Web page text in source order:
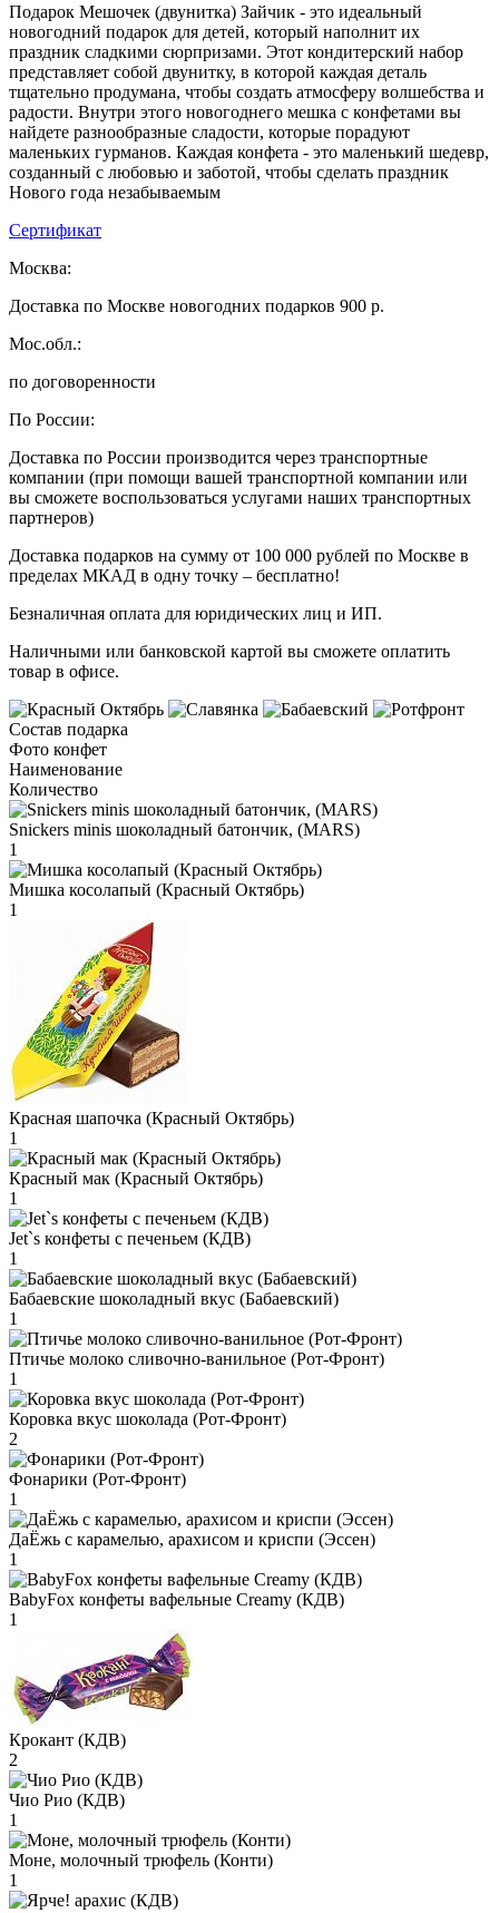
Подарок Мешочек (двунитка) Зайчик - это идеальный
новогодний подарок для детей, который наполнит их
праздник сладкими сюрпризами. Этот кондитерский набор
представляет собой двунитку, в которой каждая деталь
тщательно продумана, чтобы создать атмосферу волшебства и
радости. Внутри этого новогоднего мешка с конфетами вы
найдете разнообразные сладости, которые порадуют
маленьких гурманов. Каждая конфета - это маленький шедевр,
созданный с любовью и заботой, чтобы сделать праздник
Нового года незабываемым
Сертификат
Москва:
Доставка по Москве новогодних подарков 900 р.
Мос.обл.:
по договоренности
По России:
Доставка по России производится через транспортные
компании (при помощи вашей транспортной компании или
вы сможете воспользоваться услугами наших транспортных
партнеров)
Доставка подарков на сумму от 100 000 рублей по Москве в
пределах МКАД в одну точку – бесплатно!
Безналичная оплата для юридических лиц и ИП.
Наличными или банковской картой вы сможете оплатить
товар в офисе.
Состав подарка
Фото конфет
Наименование
Количество
Snickers minis шоколадный батончик, (MARS)
1
Мишка косолапый (Красный Октябрь)
1
Красная шапочка (Красный Октябрь)
1
Красный мак (Красный Октябрь)
1
Jet`s конфеты с печеньем (КДВ)
1
Бабаевские шоколадный вкус (Бабаевский)
1
Птичье молоко сливочно-ванильное (Рот-Фронт)
1
Коровка вкус шоколада (Рот-Фронт)
2
Фонарики (Рот-Фронт)
1
ДаЁжь с карамелью, арахисом и криспи (Эссен)
1
BabyFox конфеты вафельные Creamy (КДВ)
1
Крокант (КДВ)
2
Чио Рио (КДВ)
1
Моне, молочный трюфель (Конти)
1